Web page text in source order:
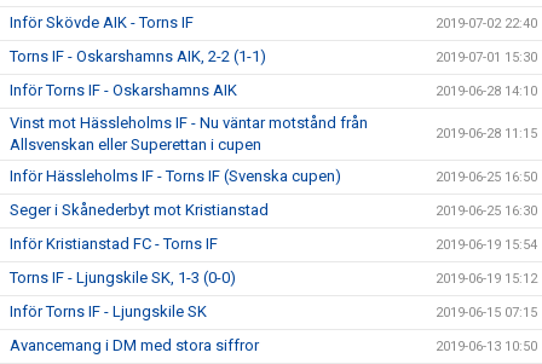
Inför Skövde AIK - Torns IF 2019-07-02 22:40
Torns IF - Oskarshamns AIK, 2-2 (1-1) 2019-07-01 15:30
Inför Torns IF - Oskarshamns AIK 2019-06-28 14:10
Vinst mot Hässleholms IF - Nu väntar motstånd från
Allsvenskan eller Superettan i cupen
2019-06-28 11:15
Inför Hässleholms IF - Torns IF (Svenska cupen) 2019-06-25 16:50
Seger i Skånederbyt mot Kristianstad 2019-06-25 16:30
Inför Kristianstad FC - Torns IF 2019-06-19 15:54
Torns IF - Ljungskile SK, 1-3 (0-0) 2019-06-19 15:12
Inför Torns IF - Ljungskile SK 2019-06-15 07:15
Avancemang i DM med stora siffror 2019-06-13 10:50